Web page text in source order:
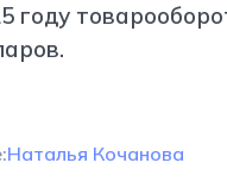
году
Наталья Кочанова